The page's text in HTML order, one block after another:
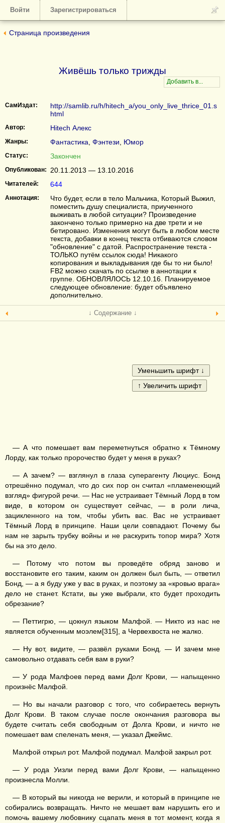
Войти Зарегистрироваться
Страница произведения
Живёшь только трижды
СамИздат:
http://samlib.ru/h/hitech_a/you_only_live_thrice_01.s
html
Автор: Hitech Алекс
Жанры: Фантастика Фэнтези Юмор
Статус: Закончен
Опубликован: 20.11.2013 — 13.10.2016
Читателей: 644
Аннотация:
Что будет, если в тело Мальчика, Который Выжил,
поместить душу специалиста, приученного
выживать в любой ситуации? Произведение
закончено только примерно на две трети и не
бетировано. Изменения могут быть в любом месте
текста, добавки в конец текста отбиваются словом
"обновление" с датой. Распространение текста -
ТОЛЬКО путём ссылок сюда! Никакого
копирования и выкладывания где бы то ни было!
FB2 можно скачать по ссылке в аннотации к
группе. ОБНОВЛЯЛОСЬ 12.10.16. Планируемое
следующее обновление: будет объявлено
дополнительно.
↓ Содержание ↓
— А что помешает вам переметнуться обратно к Тёмному
Лорду, как только пророчество будет у меня в руках?
— А зачем? — взглянул в глаза суперагенту Люциус. Бонд
отрешённо подумал, что до сих пор он считал «пламенеющий
взгляд» фигурой речи. — Нас не устраивает Тёмный Лорд в том
виде, в котором он существует сейчас, — в роли лича,
зацикленного на том, чтобы убить вас. Вас не устраивает
Тёмный Лорд в принципе. Наши цели совпадают. Почему бы
нам не зарыть трубку войны и не раскурить топор мира? Хотя
бы на это дело.
— Потому что потом вы проведёте обряд заново и
восстановите его таким, каким он должен был быть, — ответил
Бонд, — а я буду уже у вас в руках, и поэтому за «кровью врага»
дело не станет. Кстати, вы уже выбрали, кто будет проходить
обрезание?
— Петтигрю, — цокнул языком Малфой. — Никто из нас не
является обученным моэлем[315], а Червехвоста не жалко.
— Ну вот, видите, — развёл руками Бонд. — И зачем мне
самовольно отдавать себя вам в руки?
— У рода Малфоев перед вами Долг Крови, — напыщенно
произнёс Малфой.
— Но вы начали разговор с того, что собираетесь вернуть
Долг Крови. В таком случае после окончания разговора вы
будете считать себя свободным от Долга Крови, и ничто не
помешает вам спеленать меня, — указал Джеймс.
Малфой открыл рот. Малфой подумал. Малфой закрыл рот.
— У рода Уизли перед вами Долг Крови, — напыщенно
произнесла Молли.
— В который вы никогда не верили, и который в принципе не
собирались возвращать. Ничто не мешает вам нарушить его и
помочь вашему любовнику сцапать меня в тот момент, когда я